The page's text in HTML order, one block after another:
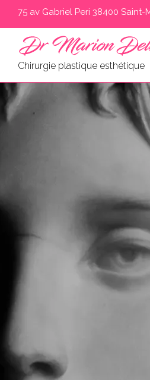
75 av Gabriel Peri 38400 Saint-
Chirurgie plastique esthétique